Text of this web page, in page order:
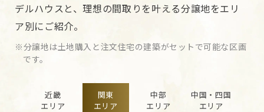
デルハウスと、理想の間取りを叶える分譲地をエリ
ア別にご紹介。
分譲地は土地購入と注文住宅の建築がセットで可能な区画
です。
近畿
エリア
関東
エリア
中部
エリア
中国・四国
エリア